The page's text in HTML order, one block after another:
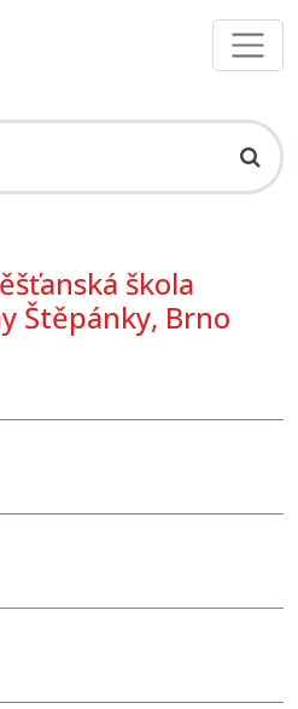
škola
Štěpánky, Brno